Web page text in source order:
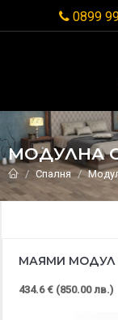
0899
МОДУЛНА
Спалня
МАЯМИ МОДУЛ
434.6 € (850.00 лв.)